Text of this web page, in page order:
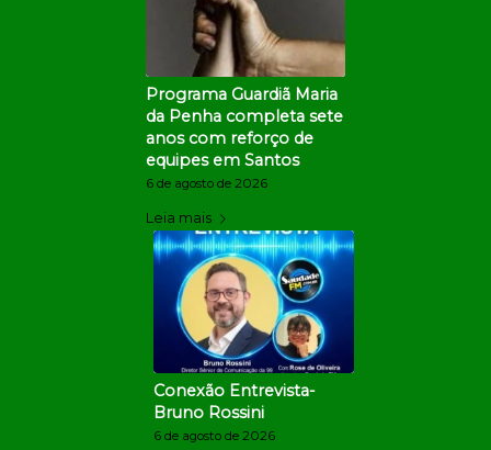
Programa Guardiã Maria
da Penha completa sete
anos com reforço de
equipes em Santos
6 de agosto de 2026
Leia mais
Conexão Entrevista-
Bruno Rossini
6 de agosto de 2026